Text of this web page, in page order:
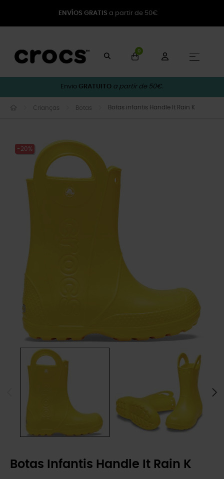
ENVÍOS GRATIS a partir de 50€
0
☰
Envio GRATUITO a partir de 50€.
Crianças Botas Botas infantis Handle It Rain K
-20%
Botas Infantis Handle It Rain K